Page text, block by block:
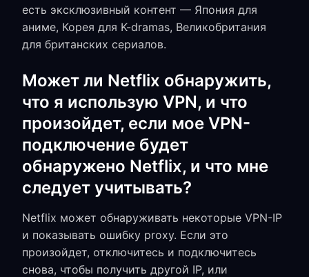
есть эксклюзивный контент — Япония для
аниме, Корея для K-dramas, Великобритания
для британских сериалов.
Может ли Netflix обнаружить,
что я использую VPN, и что
произойдет, если мое VPN-
подключение будет
обнаружено Netflix, и что мне
следует учитывать?
Netflix может обнаруживать некоторые VPN-IP
и показывать ошибку proxy. Если это
произойдет, отключитесь и подключитесь
снова, чтобы получить другой IP, или